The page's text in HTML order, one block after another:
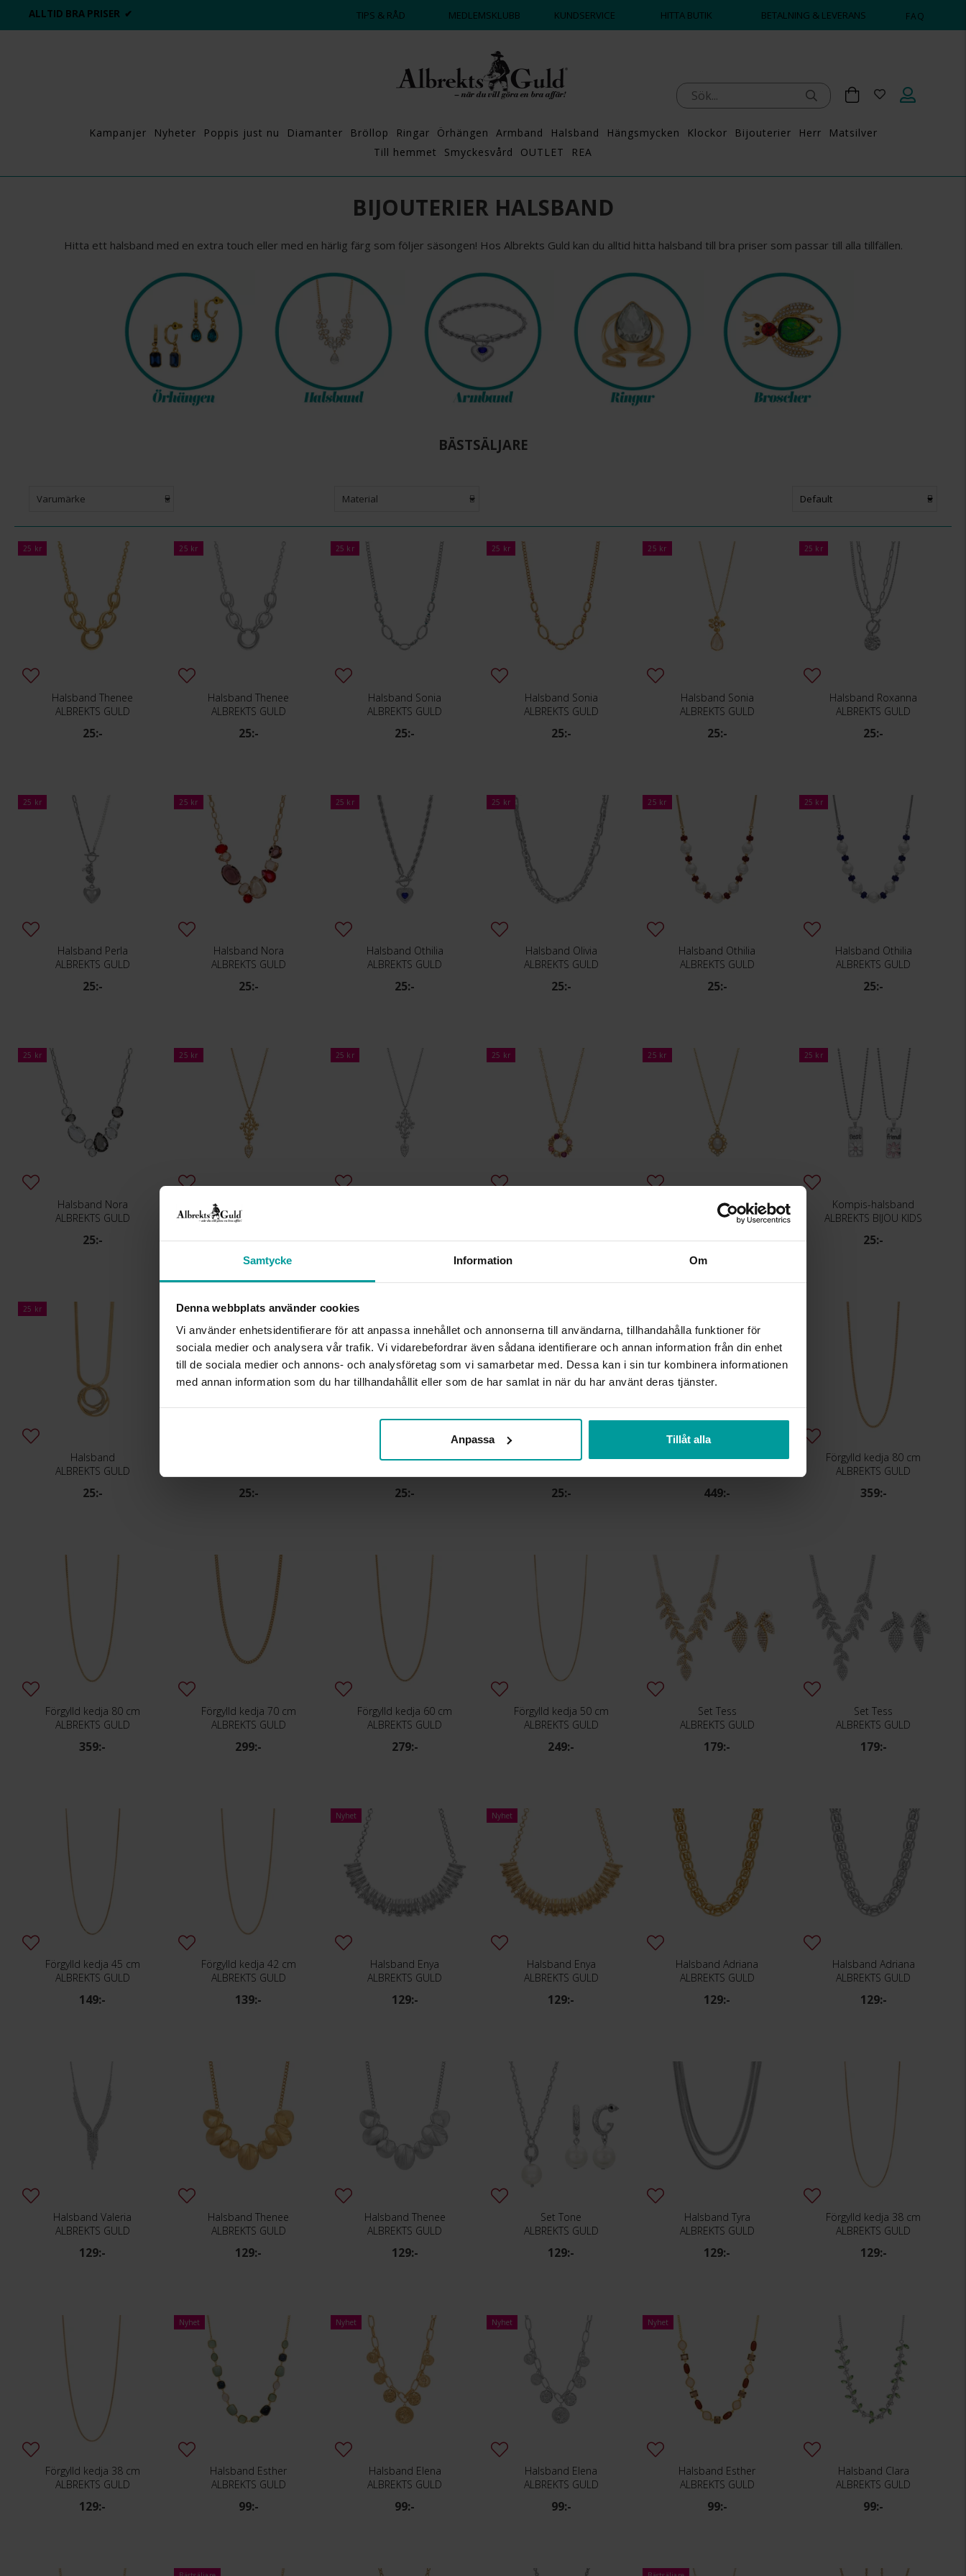
Samtycke Information Om
Denna webbplats använder cookies
Vi använder enhetsidentifierare för att anpassa innehållet och annonserna till användarna, tillhandahålla funktioner för
sociala medier och analysera vår trafik. Vi vidarebefordrar även sådana identifierare och annan information från din enhet
till de sociala medier och annons- och analysföretag som vi samarbetar med. Dessa kan i sin tur kombinera informationen
med annan information som du har tillhandahållit eller som de har samlat in när du har använt deras tjänster.
Anpassa Tillåt alla
DAGS ATT POPPA?💍💘 TIPS & RÅD MEDLEMSKLUBB KUNDSERVICE HITTA BUTIK BETALNING & LEVERANS FAQ
Kampanjer Nyheter Poppis just nu Diamanter Bröllop Ringar Örhängen Armband Halsband Hängsmycken Klockor Bijouterier Herr
Matsilver
Till hemmet
Smyckesvård OUTLET REA
BIJOUTERIER HALSBAND
Hitta ett halsband med en extra touch eller med en härlig färg som följer säsongen! Hos Albrekts Guld kan du alltid hitta halsband till bra priser som passar till alla tillfällen.
BÄSTSÄLJARE
Varumärke Material Default
25 kr
Halsband Thenee
ALBREKTS GULD
25:-
25 kr
Halsband Thenee
ALBREKTS GULD
25:-
25 kr
Halsband Sonia
ALBREKTS GULD
25:-
25 kr
Halsband Sonia
ALBREKTS GULD
25:-
25 kr
Halsband Sonia
ALBREKTS GULD
25:-
25 kr
Halsband Roxanna
ALBREKTS GULD
25:-
25 kr
Halsband Perla
ALBREKTS GULD
25:-
25 kr
Halsband Nora
ALBREKTS GULD
25:-
25 kr
Halsband Othilia
ALBREKTS GULD
25:-
25 kr
Halsband Olivia
ALBREKTS GULD
25:-
25 kr
Halsband Othilia
ALBREKTS GULD
25:-
25 kr
Halsband Othilia
ALBREKTS GULD
25:-
25 kr
Halsband Nora
ALBREKTS GULD
25:-
25 kr
Halsband Lenore
ALBREKTS GULD
25:-
25 kr
25:-
25 kr
25:-
25 kr
Halsband Juliet
ALBREKTS GULD
25:-
25 kr
Kompis-halsband
ALBREKTS BIJOU KIDS
25:-
25 kr
Halsband
ALBREKTS GULD
25:-
25 kr
25:-
25 kr
Halsband
25:-
Halsband
25:-
Halsband
449:-
Förgylld kedja 80 cm
ALBREKTS GULD
359:-
Förgylld kedja 80 cm
ALBREKTS GULD
359:-
Förgylld kedja 70 cm
ALBREKTS GULD
299:-
Förgylld kedja 60 cm
ALBREKTS GULD
279:-
Förgylld kedja 50 cm
ALBREKTS GULD
249:-
Set Tess
ALBREKTS GULD
179:-
Set Tess
ALBREKTS GULD
179:-
Förgylld kedja 45 cm
ALBREKTS GULD
149:-
Förgylld kedja 42 cm
ALBREKTS GULD
139:-
Nyhet
Halsband Enya
ALBREKTS GULD
129:-
Nyhet
Halsband Enya
ALBREKTS GULD
129:-
Halsband Adriana
ALBREKTS GULD
129:-
Halsband Adriana
ALBREKTS GULD
129:-
Halsband Valeria
ALBREKTS GULD
129:-
Halsband Thenee
ALBREKTS GULD
129:-
Halsband Thenee
ALBREKTS GULD
129:-
Set Tone
ALBREKTS GULD
129:-
Halsband Tyra
ALBREKTS GULD
129:-
Förgylld kedja 38 cm
ALBREKTS GULD
129:-
Förgylld kedja 38 cm
ALBREKTS GULD
129:-
Nyhet
Halsband Esther
ALBREKTS GULD
99:-
Nyhet
Halsband Elena
ALBREKTS GULD
99:-
Nyhet
Halsband Elena
ALBREKTS GULD
99:-
Nyhet
Halsband Esther
ALBREKTS GULD
99:-
Halsband Clara
ALBREKTS GULD
99:-